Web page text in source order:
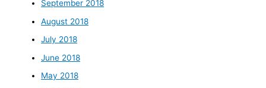
September 2018
August 2018
July 2018
June 2018
May 2018